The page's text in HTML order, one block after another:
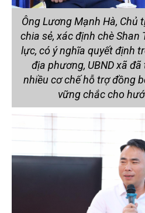
Ông Lương Mạnh Hà, Chủ
chia sẻ, xác định chè Shan
lực, có ý nghĩa quyết định
địa phương, UBND xã
nhiều cơ chế hỗ trợ đồng
vững chắc cho